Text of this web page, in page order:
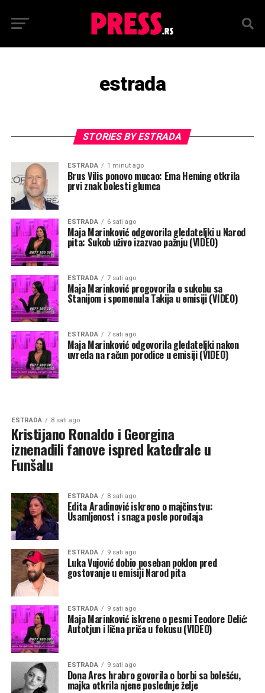
estrada
STORIES BY ESTRADA
ESTRADA 1 minut ago
Brus Vilis ponovo mucao: Ema Heming otkrila
prvi znak bolesti glumca
ESTRADA 6 sati ago
Maja Marinković odgovorila gledateljki u Narod
pita: Sukob uživo izazvao pažnju (VIDEO)
ESTRADA 7 sati ago
Maja Marinković progovorila o sukobu sa
Stanijom i spomenula Takija u emisiji (VIDEO)
ESTRADA 7 sati ago
Maja Marinković odgovorila gledateljki nakon
uvreda na račun porodice u emisiji (VIDEO)
ESTRADA 8 sati ago
Kristijano Ronaldo i Georgina
iznenadili fanove ispred katedrale u
Funšalu
ESTRADA 8 sati ago
Edita Aradinović iskreno o majčinstvu:
Usamljenost i snaga posle porođaja
ESTRADA 9 sati ago
Luka Vujović dobio poseban poklon pred
gostovanje u emisiji Narod pita
ESTRADA 9 sati ago
Maja Marinković iskreno o pesmi Teodore Delić:
Autotjun i lična priča u fokusu (VIDEO)
ESTRADA 9 sati ago
Dona Ares hrabro govorila o borbi sa bolešću,
majka otkrila njene poslednje želje